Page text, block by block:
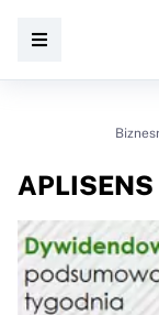
APLISENS